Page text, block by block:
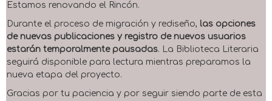
Estamos renovando el Rincón.
Durante el proceso de migración y rediseño, las opciones
de nuevas publicaciones y registro de nuevos usuarios
estarán temporalmente pausadas. La Biblioteca Literaria
seguirá disponible para lectura mientras preparamos la
nueva etapa del proyecto.
Gracias por tu paciencia y por seguir siendo parte de esta